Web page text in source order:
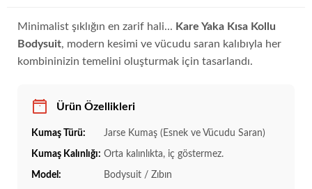
Minimalist şıklığın en zarif hali... Kare Yaka Kısa Kollu
Bodysuit, modern kesimi ve vücudu saran kalıbıyla her
kombininizin temelini oluşturmak için tasarlandı.
Ürün Özellikleri
Kumaş Türü: Jarse Kumaş (Esnek ve Vücudu Saran)
Kumaş Kalınlığı: Orta kalınlıkta, iç göstermez.
Model: Bodysuit / Zıbın